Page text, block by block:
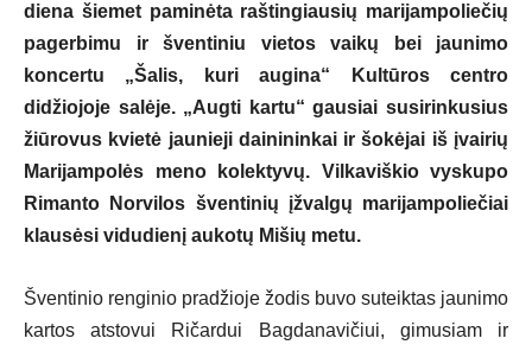
diena šiemet paminėta raštingiausių marijampoliečių
pagerbimu ir šventiniu vietos vaikų bei jaunimo
koncertu „Šalis, kuri augina“ Kultūros centro
didžiojoje salėje. „Augti kartu“ gausiai susirinkusius
žiūrovus kvietė jaunieji dainininkai ir šokėjai iš įvairių
Marijampolės meno kolektyvų. Vilkaviškio vyskupo
Rimanto Norvilos šventinių įžvalgų marijampoliečiai
klausėsi vidudienį aukotų Mišių metu.
Šventinio renginio pradžioje žodis buvo suteiktas jaunimo
kartos atstovui Ričardui Bagdanavičiui, gimusiam ir